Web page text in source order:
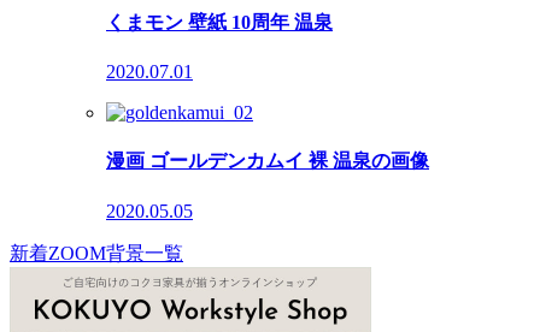
くまモン 壁紙 10周年 温泉
2020.07.01
漫画 ゴールデンカムイ 裸 温泉の画像
2020.05.05
新着ZOOM背景一覧